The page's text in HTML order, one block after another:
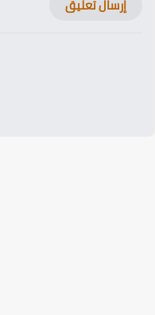
إرسال تعليق